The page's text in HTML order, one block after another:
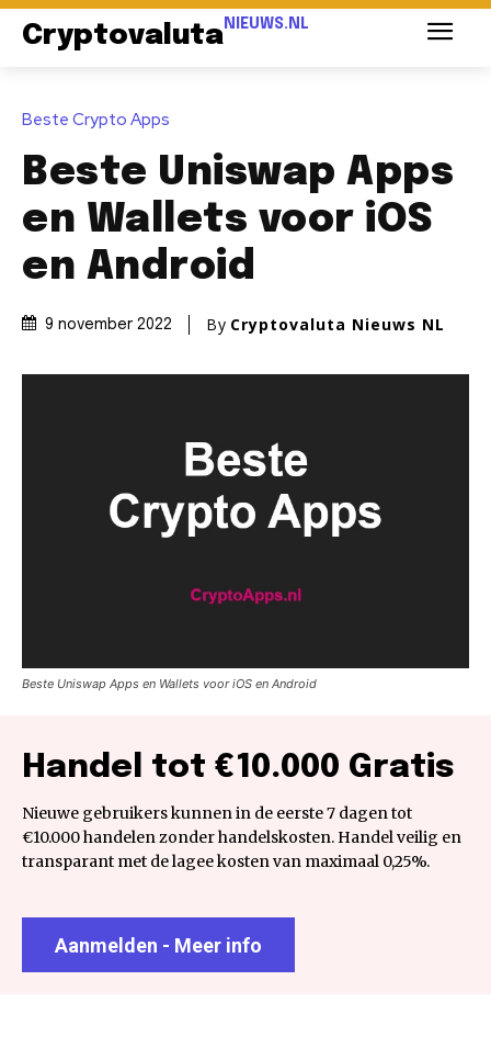
Cryptovaluta NIEUWS.NL
Beste Crypto Apps
Beste Uniswap Apps
en Wallets voor iOS
en Android
9 november 2022 By Cryptovaluta Nieuws NL
Beste Uniswap Apps en Wallets voor iOS en Android
Handel tot €10.000 Gratis
Nieuwe gebruikers kunnen in de eerste 7 dagen tot
€10.000 handelen zonder handelskosten. Handel veilig en
transparant met de lagee kosten van maximaal 0,25%.
Aanmelden - Meer info